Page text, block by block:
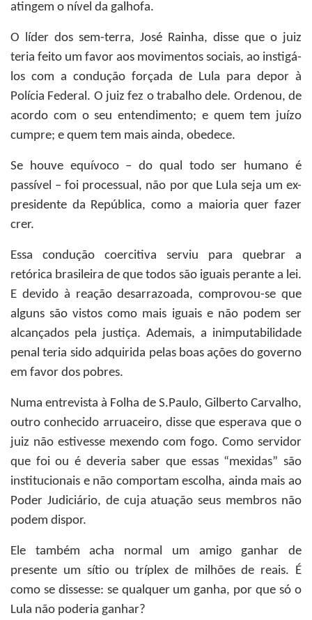
atingem o nível da galhofa.
O líder dos sem-terra, José Rainha, disse que o juiz
teria feito um favor aos movimentos sociais, ao instigá-
los com a condução forçada de Lula para depor à
Polícia Federal. O juiz fez o trabalho dele. Ordenou, de
acordo com o seu entendimento; e quem tem juízo
cumpre; e quem tem mais ainda, obedece.
Se houve equívoco – do qual todo ser humano é
passível – foi processual, não por que Lula seja um ex-
presidente da República, como a maioria quer fazer
crer.
Essa condução coercitiva serviu para quebrar a
retórica brasileira de que todos são iguais perante a lei.
E devido à reação desarrazoada, comprovou-se que
alguns são vistos como mais iguais e não podem ser
alcançados pela justiça. Ademais, a inimputabilidade
penal teria sido adquirida pelas boas ações do governo
em favor dos pobres.
Numa entrevista à Folha de S.Paulo, Gilberto Carvalho,
outro conhecido arruaceiro, disse que esperava que o
juiz não estivesse mexendo com fogo. Como servidor
que foi ou é deveria saber que essas “mexidas” são
institucionais e não comportam escolha, ainda mais ao
Poder Judiciário, de cuja atuação seus membros não
podem dispor.
Ele também acha normal um amigo ganhar de
presente um sítio ou tríplex de milhões de reais. É
como se dissesse: se qualquer um ganha, por que só o
Lula não poderia ganhar?